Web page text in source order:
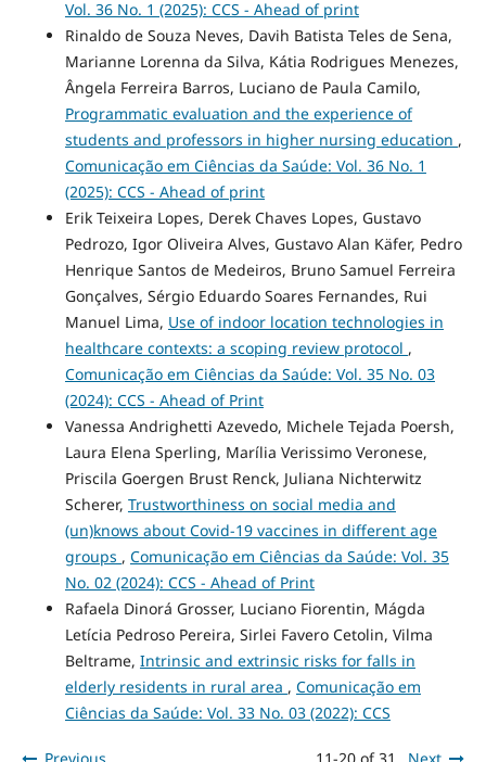
Vol. 36 No. 1 (2025): CCS - Ahead of print
Rinaldo de Souza Neves, Davih Batista Teles de Sena,
Marianne Lorenna da Silva, Kátia Rodrigues Menezes,
Ângela Ferreira Barros, Luciano de Paula Camilo,
Programmatic evaluation and the experience of
students and professors in higher nursing education ,
Comunicação em Ciências da Saúde: Vol. 36 No. 1
(2025): CCS - Ahead of print
Erik Teixeira Lopes, Derek Chaves Lopes, Gustavo
Pedrozo, Igor Oliveira Alves, Gustavo Alan Käfer, Pedro
Henrique Santos de Medeiros, Bruno Samuel Ferreira
Gonçalves, Sérgio Eduardo Soares Fernandes, Rui
Manuel Lima, Use of indoor location technologies in
healthcare contexts: a scoping review protocol ,
Comunicação em Ciências da Saúde: Vol. 35 No. 03
(2024): CCS - Ahead of Print
Vanessa Andrighetti Azevedo, Michele Tejada Poersh,
Laura Elena Sperling, Marília Verissimo Veronese,
Priscila Goergen Brust Renck, Juliana Nichterwitz
Scherer, Trustworthiness on social media and
(un)knows about Covid-19 vaccines in different age
groups , Comunicação em Ciências da Saúde: Vol. 35
No. 02 (2024): CCS - Ahead of Print
Rafaela Dinorá Grosser, Luciano Fiorentin, Mágda
Letícia Pedroso Pereira, Sirlei Favero Cetolin, Vilma
Beltrame, Intrinsic and extrinsic risks for falls in
elderly residents in rural area , Comunicação em
Ciências da Saúde: Vol. 33 No. 03 (2022): CCS